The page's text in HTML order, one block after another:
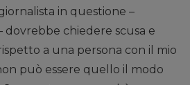
in questione –
dovrebbe chiedere scusa e
a una persona con il mio
può essere quello il modo